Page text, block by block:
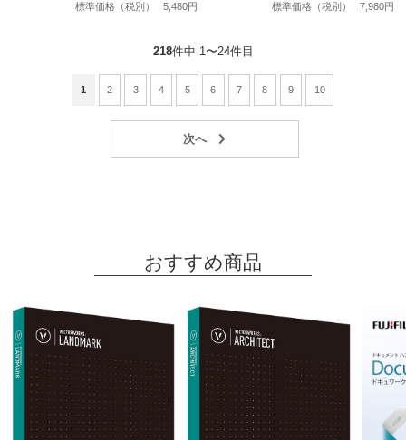
標準価格（税別）
5,480円
標準価格（税別）
7,980円
218件中 1〜24件目
1 2 3 4 5 6 7 8 9 10
おすすめ商品